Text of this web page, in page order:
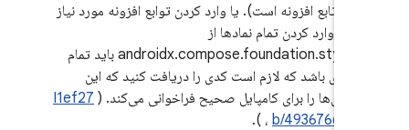
یک تابع افزونه است). یا وارد کردن توابع افزونه مورد نیاز
یا با وارد کردن تمام نمادها از
androidx.compose.foundation.styles باید تمام
چیزی باشد که لازم است کدی را دریافت کنید که این
روش‌ها را برای کامپایل صحیح فراخوانی می‌کند. (I1ef27
،b/493676648
).